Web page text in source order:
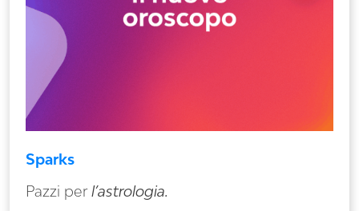
Sparks
Pazzi perl’astrologia.